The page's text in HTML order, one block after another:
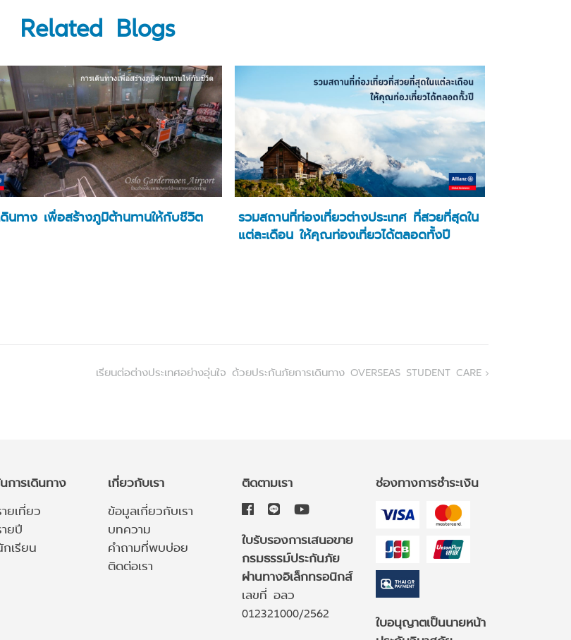
Related Blogs
ดินทาง เพื่อสร้างภูมิต้านทานให้กับชีวิต
รวมสถานที่ท่องเที่ยวต่างประเทศ ที่สวยที่สุดใน
แต่ละเดือน ให้คุณท่องเที่ยวได้ตลอดทั้งปี
เรียนต่อต่างประเทศอย่างอุ่นใจ ด้วยประกันภัยการเดินทาง OVERSEAS STUDENT CARE
การเดินทาง
ยเที่ยว
ยปี
เรียน
เกี่ยวกับเรา
ข้อมูลเกี่ยวกับเรา
บทความ
คำถามที่พบบ่อย
ติดต่อเรา
ติดตามเรา
ใบรับรองการเสนอขาย
กรมธรรม์ประกันภัย
ผ่านทางอิเล็กทรอนิกส์
เลขที่ อลว
012321000/2562
ช่องทางการชำระเงิน
ใบอนุญาตเป็นนายหน้า